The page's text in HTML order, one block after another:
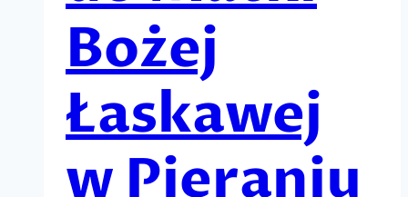
Bożej
Łaskawej
w Pieraniu